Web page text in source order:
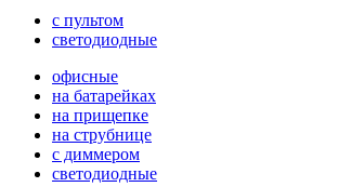
с пультом
светодиодные
офисные
на батарейках
на прищепке
на струбнице
с диммером
светодиодные